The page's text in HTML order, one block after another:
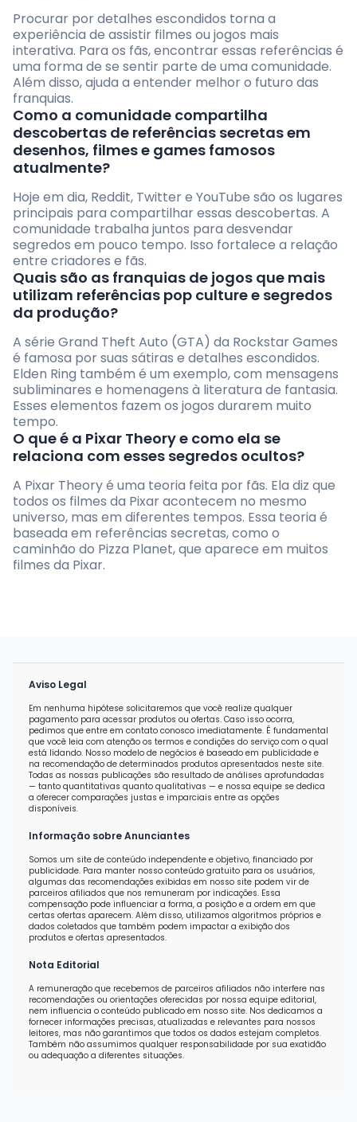
Procurar por detalhes escondidos torna a
experiência de assistir filmes ou jogos mais
interativa. Para os fãs, encontrar essas referências é
uma forma de se sentir parte de uma comunidade.
Além disso, ajuda a entender melhor o futuro das
franquias.
Como a comunidade compartilha
descobertas de referências secretas em
desenhos, filmes e games famosos
atualmente?
Hoje em dia, Reddit, Twitter e YouTube são os lugares
principais para compartilhar essas descobertas. A
comunidade trabalha juntos para desvendar
segredos em pouco tempo. Isso fortalece a relação
entre criadores e fãs.
Quais são as franquias de jogos que mais
utilizam referências pop culture e segredos
da produção?
A série Grand Theft Auto (GTA) da Rockstar Games
é famosa por suas sátiras e detalhes escondidos.
Elden Ring também é um exemplo, com mensagens
subliminares e homenagens à literatura de fantasia.
Esses elementos fazem os jogos durarem muito
tempo.
O que é a Pixar Theory e como ela se
relaciona com esses segredos ocultos?
A Pixar Theory é uma teoria feita por fãs. Ela diz que
todos os filmes da Pixar acontecem no mesmo
universo, mas em diferentes tempos. Essa teoria é
baseada em referências secretas, como o
caminhão do Pizza Planet, que aparece em muitos
filmes da Pixar.
Aviso Legal
Em nenhuma hipótese solicitaremos que você realize qualquer
pagamento para acessar produtos ou ofertas. Caso isso ocorra,
pedimos que entre em contato conosco imediatamente. É fundamental
que você leia com atenção os termos e condições do serviço com o qual
está lidando. Nosso modelo de negócios é baseado em publicidade e
na recomendação de determinados produtos apresentados neste site.
Todas as nossas publicações são resultado de análises aprofundadas
— tanto quantitativas quanto qualitativas — e nossa equipe se dedica
a oferecer comparações justas e imparciais entre as opções
disponíveis.
Informação sobre Anunciantes
Somos um site de conteúdo independente e objetivo, financiado por
publicidade. Para manter nosso conteúdo gratuito para os usuários,
algumas das recomendações exibidas em nosso site podem vir de
parceiros afiliados que nos remuneram por indicações. Essa
compensação pode influenciar a forma, a posição e a ordem em que
certas ofertas aparecem. Além disso, utilizamos algoritmos próprios e
dados coletados que também podem impactar a exibição dos
produtos e ofertas apresentados.
Nota Editorial
A remuneração que recebemos de parceiros afiliados não interfere nas
recomendações ou orientações oferecidas por nossa equipe editorial,
nem influencia o conteúdo publicado em nosso site. Nos dedicamos a
fornecer informações precisas, atualizadas e relevantes para nossos
leitores, mas não garantimos que todos os dados estejam completos.
Também não assumimos qualquer responsabilidade por sua exatidão
ou adequação a diferentes situações.